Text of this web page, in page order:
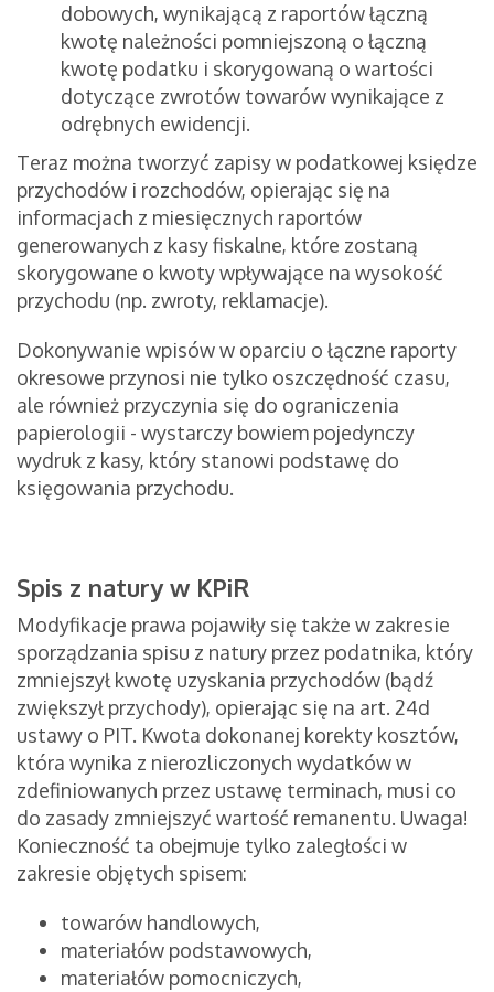
dobowych, wynikającą z raportów łączną
kwotę należności pomniejszoną o łączną
kwotę podatku i skorygowaną o wartości
dotyczące zwrotów towarów wynikające z
odrębnych ewidencji.
Teraz można tworzyć zapisy w podatkowej księdze
przychodów i rozchodów, opierając się na
informacjach z miesięcznych raportów
generowanych z kasy fiskalne, które zostaną
skorygowane o kwoty wpływające na wysokość
przychodu (np. zwroty, reklamacje).
Dokonywanie wpisów w oparciu o łączne raporty
okresowe przynosi nie tylko oszczędność czasu,
ale również przyczynia się do ograniczenia
papierologii - wystarczy bowiem pojedynczy
wydruk z kasy, który stanowi podstawę do
księgowania przychodu.
Spis z natury w KPiR
Modyfikacje prawa pojawiły się także w zakresie
sporządzania spisu z natury przez podatnika, który
zmniejszył kwotę uzyskania przychodów (bądź
zwiększył przychody), opierając się na art. 24d
ustawy o PIT. Kwota dokonanej korekty kosztów,
która wynika z nierozliczonych wydatków w
zdefiniowanych przez ustawę terminach, musi co
do zasady zmniejszyć wartość remanentu. Uwaga!
Konieczność ta obejmuje tylko zaległości w
zakresie objętych spisem:
towarów handlowych,
materiałów podstawowych,
materiałów pomocniczych,